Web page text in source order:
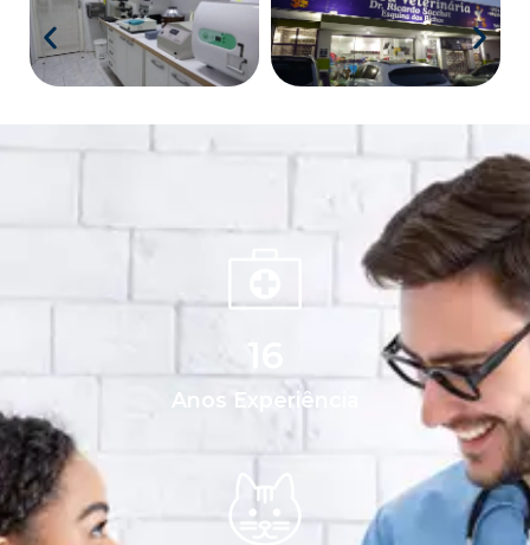
Anos Experiência
16